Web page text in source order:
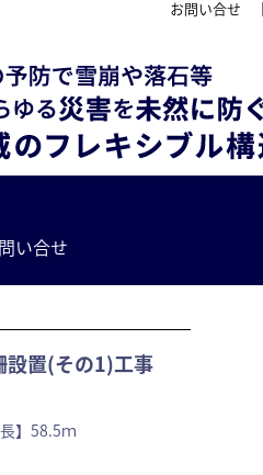
お問い合せ
い合せ
設置(その1)工事
】58.5ｍ